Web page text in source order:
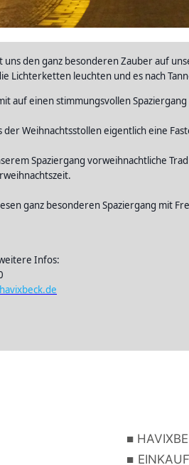
uns den ganz besonderen Zauber auf
Lichterketten leuchten und es nach
auf einen stimmungsvollen
der Weihnachtsstollen eigentlich eine
Spaziergang vorweihnachtliche
ganz besonderen Spaziergang mit
Infos:
■
■